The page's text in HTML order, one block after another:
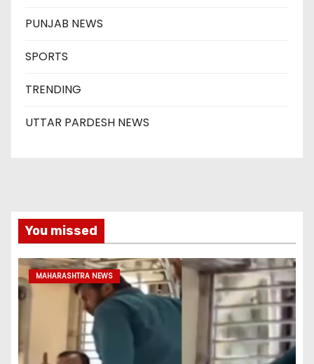
PUNJAB NEWS
SPORTS
TRENDING
UTTAR PARDESH NEWS
You missed
MAHARASHTRA NEWS